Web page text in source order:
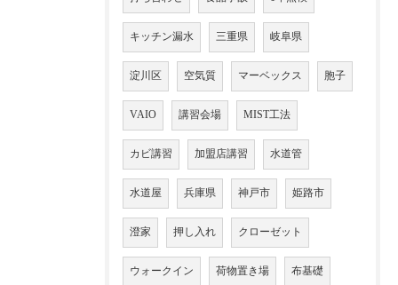
キッチン漏水 三重県 岐阜県
淀川区 空気質 マーベックス 胞子
VAIO 講習会場 MIST工法
カビ講習 加盟店講習 水道管
水道屋 兵庫県 神戸市 姫路市
澄家 押し入れ クローゼット
ウォークイン 荷物置き場 布基礎